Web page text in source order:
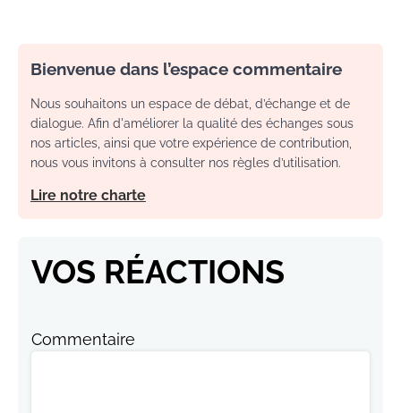
Bienvenue dans l’espace commentaire
Nous souhaitons un espace de débat, d’échange et de
dialogue. Afin d'améliorer la qualité des échanges sous
nos articles, ainsi que votre expérience de contribution,
nous vous invitons à consulter nos règles d’utilisation.
Lire notre charte
VOS RÉACTIONS
Commentaire